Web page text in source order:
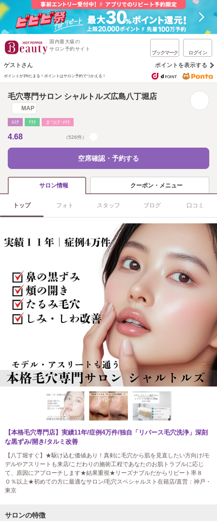
国内最大級の
サロン予約サイト
ブックマーク ログイン
ゲストさん ポイントを表示する
ポイントが1%たまる！ ポイントはサロン予約でつかえる！
毛穴専門サロン シャルトルズ広島八丁堀店
MAP
ｴｽﾃ ﾘﾗｸ まつげ･ﾒｲｸ
4.68 （526件）
空席確認・予約する
サロン情報 クーポン・メニュー
トップ フォト スタッフ ブログ 口コミ
【本格毛穴専門店】実績11年/症例4万件/独自「リバース毛穴洗浄」深刻
な黒ずみ/開き/タルミ改善
【八丁堀すぐ】★駆け込む価値あり！真剣に毛穴から肌を見直したい方向け/モ
デルやアスリートも来店/こだわりの施術工程であなたのお肌トラブルに応じ
て、原因にアプローチします★結果重視★リーズナブルだからリピート率８
０％以上★初めての方に最適なサロン/毛穴スペシャルスト在籍店/直営：神戸・
東京
サロンの特徴